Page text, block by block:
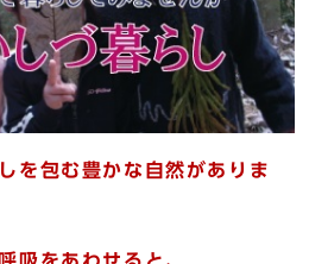
包む豊かな自然がありま